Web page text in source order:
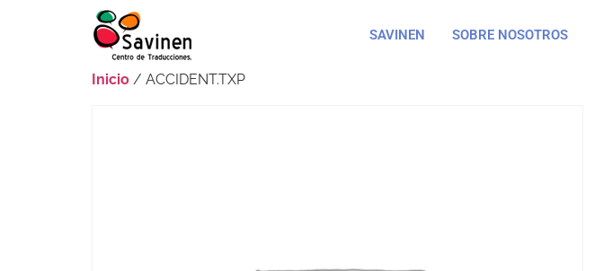
SAVINEN SOBRE NOSOTROS
Inicio / ACCIDENT.TXP